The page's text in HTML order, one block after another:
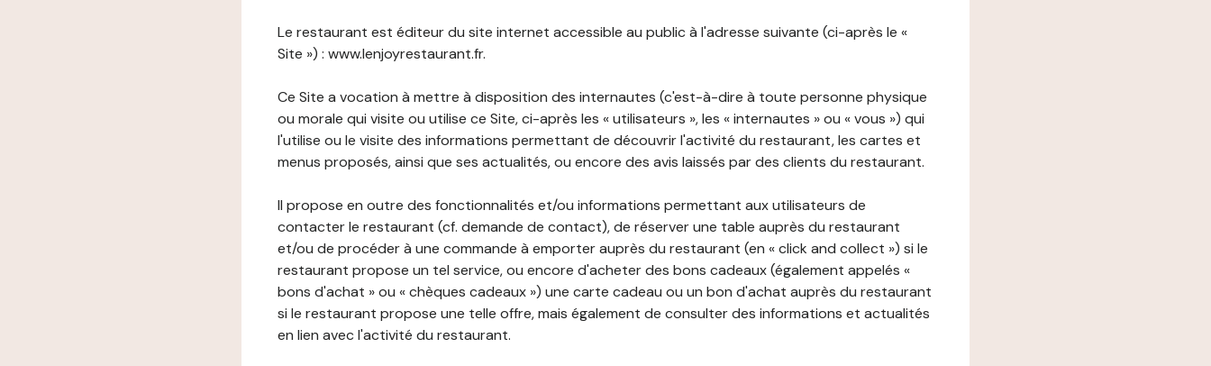
Le restaurant est éditeur du site internet accessible au public à l'adresse suivante (ci-après le «
Site ») : www.lenjoyrestaurant.fr.
Ce Site a vocation à mettre à disposition des internautes (c'est-à-dire à toute personne physique
ou morale qui visite ou utilise ce Site, ci-après les « utilisateurs », les « internautes » ou « vous ») qui
l'utilise ou le visite des informations permettant de découvrir l'activité du restaurant, les cartes et
menus proposés, ainsi que ses actualités, ou encore des avis laissés par des clients du restaurant.
Il propose en outre des fonctionnalités et/ou informations permettant aux utilisateurs de
contacter le restaurant (cf. demande de contact), de réserver une table auprès du restaurant
et/ou de procéder à une commande à emporter auprès du restaurant (en « click and collect ») si le
restaurant propose un tel service, ou encore d'acheter des bons cadeaux (également appelés «
bons d'achat » ou « chèques cadeaux ») une carte cadeau ou un bon d'achat auprès du restaurant
si le restaurant propose une telle offre, mais également de consulter des informations et actualités
en lien avec l'activité du restaurant.